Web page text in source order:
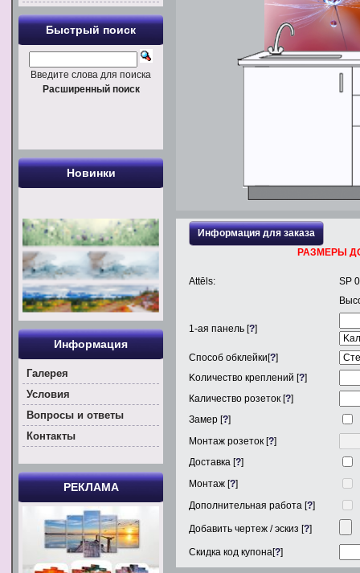
Информация для заказа
РАЗМЕРЫ
Attēls:
SP
1-ая панель [?]
Способ обклейки[?]
Kоличество креплений [?]
Каличество розеток [?]
Замер [?]
Монтаж розеток [?]
Доставка [?]
Монтаж [?]
Дополнительная работа [?]
Добавить чертеж / эскиз [?]
Скидка код купона[?]
Быстрый поиск
Введите слова для поиска
Расширенный поиск
Новинки
Информация
Галерея
Условия
Вoпросы и ответы
Контакты
РЕКЛАМА